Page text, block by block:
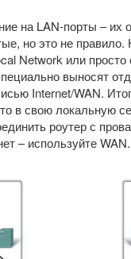
на LAN-порты – их
но это не
Network или
выносят
Internet/WAN.
в свою локальную
роутер с
– используйте WAN.